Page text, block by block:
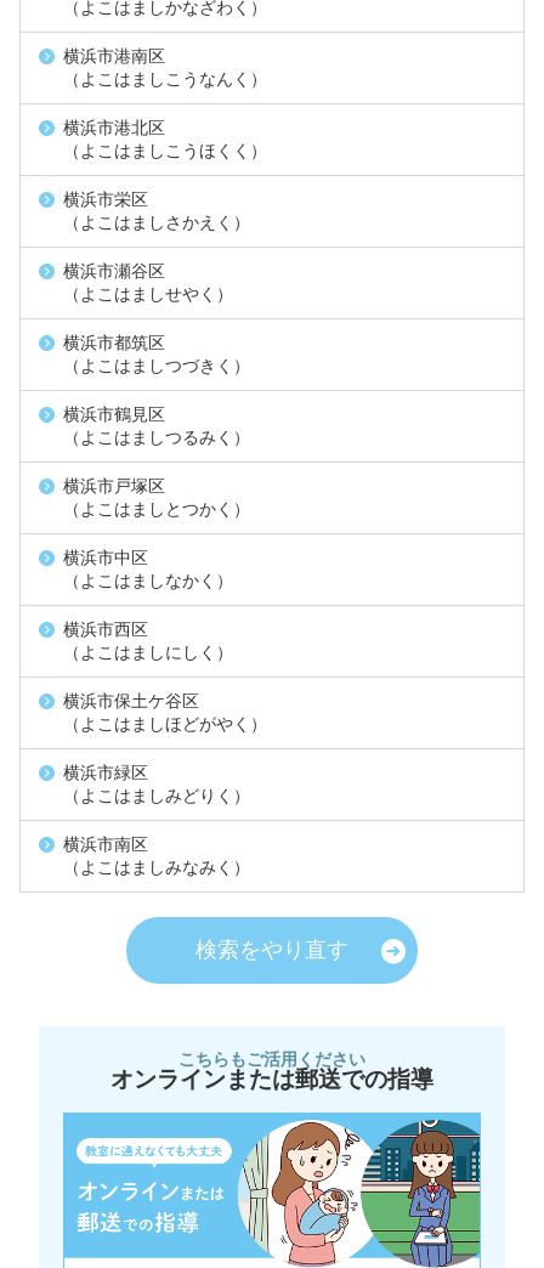
（よこはましかなざわく）
横浜市港南区
（よこはましこうなんく）
横浜市港北区
（よこはましこうほくく）
横浜市栄区
（よこはましさかえく）
横浜市瀬谷区
（よこはましせやく）
横浜市都筑区
（よこはましつづきく）
横浜市鶴見区
（よこはましつるみく）
横浜市戸塚区
（よこはましとつかく）
横浜市中区
（よこはましなかく）
横浜市西区
（よこはましにしく）
横浜市保土ケ谷区
（よこはましほどがやく）
横浜市緑区
（よこはましみどりく）
横浜市南区
（よこはましみなみく）
検索をやり直す
こちらもご活用ください
オンラインまたは郵送での指導